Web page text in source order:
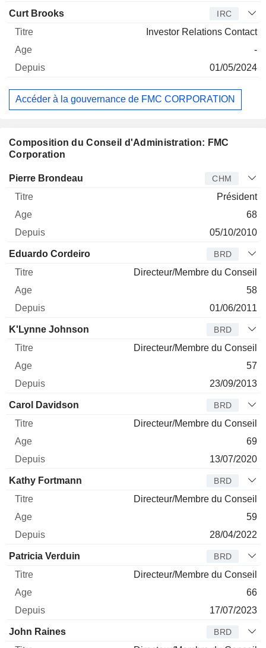
Curt Brooks IRC
Investor Relations Contact
-
01/05/2024
Accéder à la gouvernance de FMC CORPORATION
Composition du Conseil d'Administration: FMC
Corporation
Administrateur Titre
Pierre Brondeau CHM
Président
68
05/10/2010
Eduardo Cordeiro BRD
Directeur/Membre du Conseil
58
01/06/2011
K'Lynne Johnson BRD
Directeur/Membre du Conseil
57
23/09/2013
Carol Davidson BRD
Directeur/Membre du Conseil
69
13/07/2020
Kathy Fortmann BRD
Directeur/Membre du Conseil
59
28/04/2022
Patricia Verduin BRD
Directeur/Membre du Conseil
66
17/07/2023
John Raines BRD